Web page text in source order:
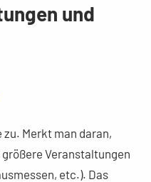
und
Merkt man daran,
Veranstaltungen
etc.). Das